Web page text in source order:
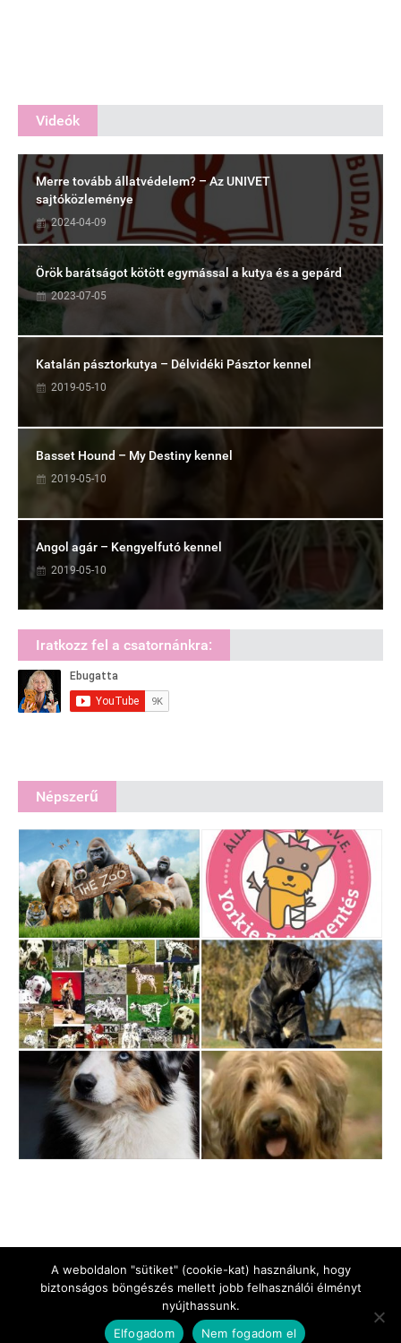
Videók
Merre tovább állatvédelem? – Az UNIVET
sajtóközleménye
2024-04-09
Örök barátságot kötött egymással a kutya és a gepárd
2023-07-05
Katalán pásztorkutya – Délvidéki Pásztor kennel
2019-05-10
Basset Hound – My Destiny kennel
2019-05-10
Angol agár – Kengyelfutó kennel
2019-05-10
Iratkozz fel a csatornánkra:
Népszerű
Jogi Nyilatkozat Impresszum
Adatkezelési tájékoztató
A weboldalon "sütiket" (cookie-kat) használunk, hogy
biztonságos böngészés mellett jobb felhasználói élményt
nyújthassunk.
Elfogadom
Nem fogadom el